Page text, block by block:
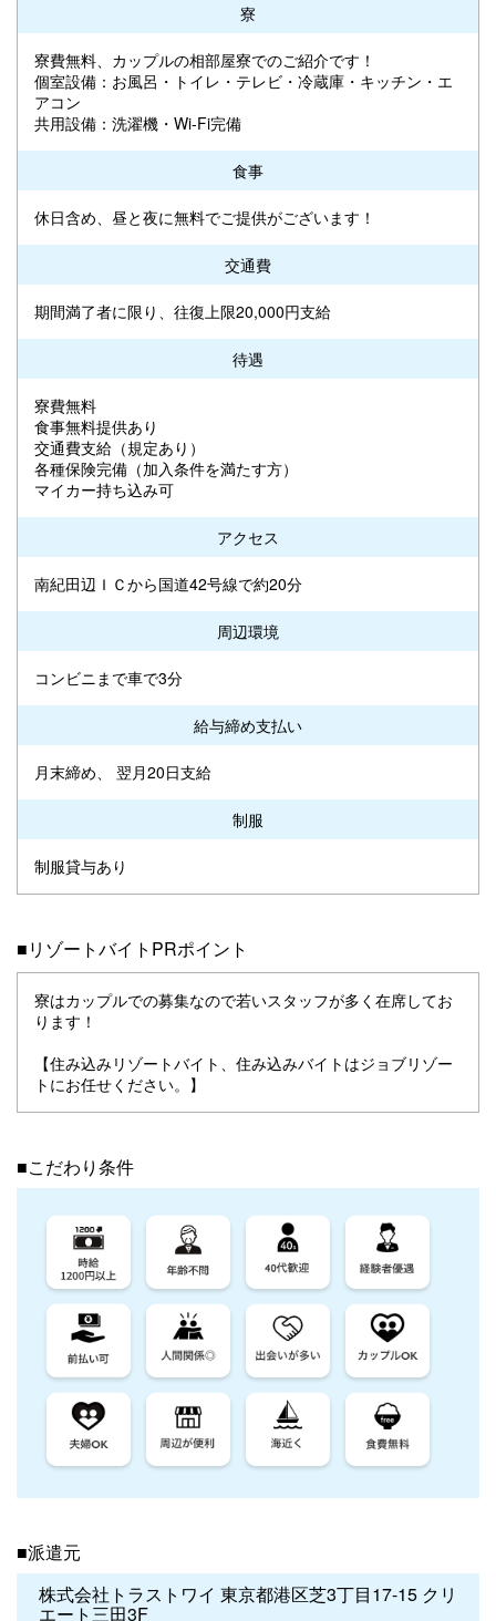
寮
寮費無料、カップルの相部屋寮でのご紹介です！
個室設備：お風呂・トイレ・テレビ・冷蔵庫・キッチン・エ
アコン
共用設備：洗濯機・Wi-Fi完備
食事
休日含め、昼と夜に無料でご提供がございます！
交通費
期間満了者に限り、往復上限20,000円支給
待遇
寮費無料
食事無料提供あり
交通費支給（規定あり）
各種保険完備（加入条件を満たす方）
マイカー持ち込み可
アクセス
南紀田辺ＩＣから国道42号線で約20分
周辺環境
コンビニまで車で3分
給与締め支払い
月末締め、 翌月20日支給
制服
制服貸与あり
■リゾートバイトPRポイント
寮はカップルでの募集なので若いスタッフが多く在席してお
ります！
【住み込みリゾートバイト、住み込みバイトはジョブリゾー
トにお任せください。】
■こだわり条件
■派遣元
株式会社トラストワイ 東京都港区芝3丁目17-15 クリ
エート三田3F